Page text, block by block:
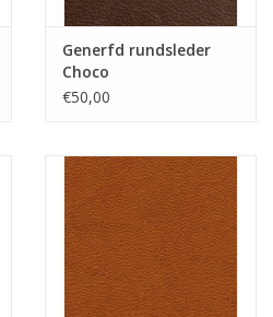
Generfd rundsleder
Choco
€50,00